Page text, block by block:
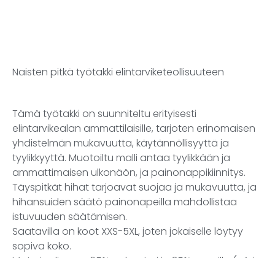
Naisten pitkä työtakki elintarviketeollisuuteen
Tämä työtakki on suunniteltu erityisesti
elintarvikealan ammattilaisille, tarjoten erinomaisen
yhdistelmän mukavuutta, käytännöllisyyttä ja
tyylikkyyttä. Muotoiltu malli antaa tyylikkään ja
ammattimaisen ulkonäön, ja painonappikiinnitys.
Täyspitkät hihat tarjoavat suojaa ja mukavuutta, ja
hihansuiden säätö painonapeilla mahdollistaa
istuvuuden säätämisen.
Saatavilla on koot XXS-5XL, joten jokaiselle löytyy
sopiva koko.